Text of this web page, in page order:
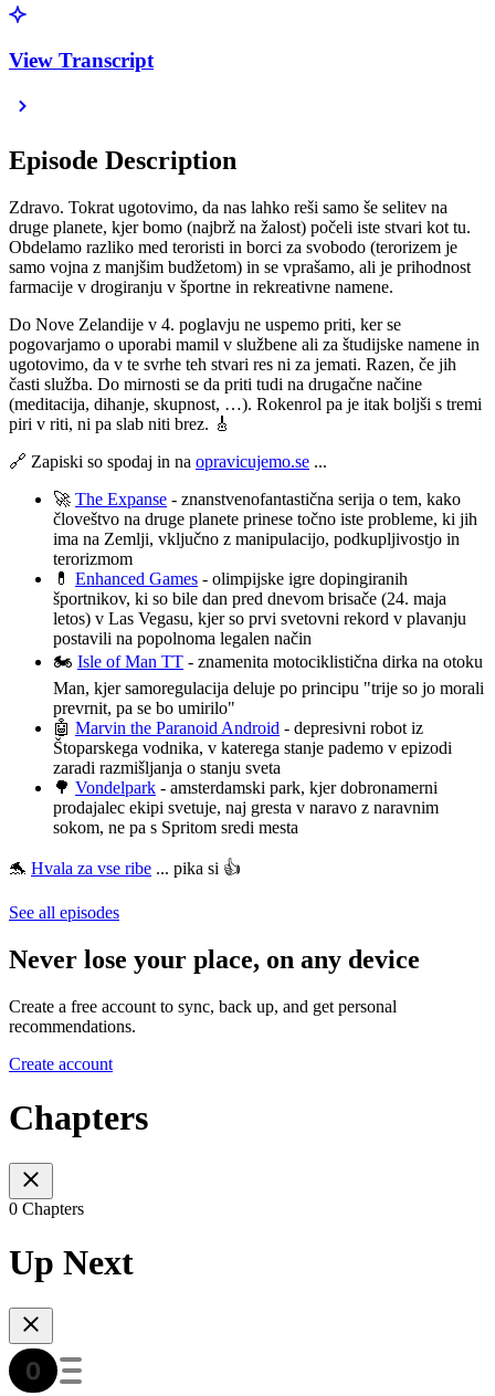
View Transcript
Episode Description
Zdravo. Tokrat ugotovimo, da nas lahko reši samo še selitev na
druge planete, kjer bomo (najbrž na žalost) počeli iste stvari kot tu.
Obdelamo razliko med teroristi in borci za svobodo (terorizem je
samo vojna z manjšim budžetom) in se vprašamo, ali je prihodnost
farmacije v drogiranju v športne in rekreativne namene.
Do Nove Zelandije v 4. poglavju ne uspemo priti, ker se
pogovarjamo o uporabi mamil v službene ali za študijske namene in
ugotovimo, da v te svrhe teh stvari res ni za jemati. Razen, če jih
časti služba. Do mirnosti se da priti tudi na drugačne načine
(meditacija, dihanje, skupnost, …). Rokenrol pa je itak boljši s tremi
piri v riti, ni pa slab niti brez. 🎸
🔗 Zapiski so spodaj in na ⁠⁠⁠⁠⁠⁠⁠⁠⁠⁠⁠⁠⁠⁠⁠⁠⁠⁠⁠⁠⁠⁠⁠⁠⁠⁠⁠⁠⁠⁠⁠⁠⁠⁠⁠⁠⁠⁠⁠⁠⁠⁠⁠⁠⁠⁠⁠⁠⁠⁠⁠⁠⁠⁠⁠⁠⁠⁠⁠⁠⁠⁠⁠⁠⁠⁠⁠⁠⁠⁠⁠⁠⁠⁠⁠⁠⁠⁠⁠⁠⁠⁠⁠⁠⁠⁠⁠⁠⁠⁠⁠⁠⁠⁠⁠⁠⁠⁠⁠⁠⁠⁠⁠⁠⁠⁠⁠⁠⁠⁠⁠⁠⁠⁠⁠⁠⁠⁠⁠⁠⁠⁠⁠⁠⁠⁠⁠opravicujemo.se⁠⁠⁠⁠⁠⁠⁠⁠⁠⁠⁠⁠⁠⁠⁠⁠⁠⁠⁠⁠⁠⁠⁠⁠⁠⁠⁠⁠⁠⁠⁠⁠⁠⁠⁠⁠⁠⁠⁠⁠⁠⁠⁠⁠⁠⁠⁠⁠⁠⁠⁠⁠⁠⁠⁠⁠⁠⁠⁠⁠⁠⁠⁠⁠⁠⁠⁠⁠⁠⁠⁠⁠⁠⁠⁠⁠⁠⁠⁠⁠⁠⁠⁠⁠⁠⁠⁠⁠⁠⁠⁠⁠⁠⁠⁠⁠⁠⁠⁠⁠⁠⁠⁠⁠⁠⁠⁠⁠⁠⁠⁠⁠⁠⁠⁠⁠⁠⁠⁠⁠⁠⁠⁠⁠⁠⁠⁠ ...
🚀 The Expanse - znanstvenofantastična serija o tem, kako
človeštvo na druge planete prinese točno iste probleme, ki jih
ima na Zemlji, vključno z manipulacijo, podkupljivostjo in
terorizmom
💊 Enhanced Games - olimpijske igre dopingiranih
športnikov, ki so bile dan pred dnevom brisače (24. maja
letos) v Las Vegasu, kjer so prvi svetovni rekord v plavanju
postavili na popolnoma legalen način
🏍️ Isle of Man TT - znamenita motociklistična dirka na otoku
Man, kjer samoregulacija deluje po principu "trije so jo morali
prevrnit, pa se bo umirilo"
🤖 Marvin the Paranoid Android - depresivni robot iz
Štoparskega vodnika, v katerega stanje pademo v epizodi
zaradi razmišljanja o stanju sveta
🌳 Vondelpark - amsterdamski park, kjer dobronamerni
prodajalec ekipi svetuje, naj gresta v naravo z naravnim
sokom, ne pa s Spritom sredi mesta
🐬 ⁠⁠⁠⁠⁠⁠⁠⁠⁠⁠⁠⁠⁠⁠⁠⁠⁠⁠⁠⁠⁠⁠⁠⁠⁠⁠⁠⁠⁠⁠⁠⁠⁠⁠⁠⁠⁠⁠⁠⁠⁠⁠⁠⁠⁠⁠⁠⁠⁠⁠⁠⁠⁠⁠⁠⁠⁠⁠⁠⁠⁠⁠⁠⁠⁠⁠⁠⁠⁠⁠⁠⁠⁠⁠⁠⁠⁠⁠⁠⁠⁠⁠⁠⁠⁠⁠⁠⁠⁠⁠⁠⁠⁠⁠⁠⁠⁠⁠⁠⁠⁠⁠⁠⁠⁠⁠⁠⁠⁠⁠⁠⁠⁠⁠⁠⁠⁠⁠⁠⁠⁠⁠⁠⁠⁠⁠⁠Hvala za vse ribe⁠⁠⁠⁠⁠⁠⁠⁠⁠⁠⁠⁠⁠⁠⁠⁠⁠⁠⁠⁠⁠⁠⁠⁠⁠⁠⁠⁠⁠⁠⁠⁠⁠⁠⁠⁠⁠⁠⁠⁠⁠⁠⁠⁠⁠⁠⁠⁠⁠⁠⁠⁠⁠⁠⁠⁠⁠⁠⁠⁠⁠⁠⁠⁠⁠⁠⁠⁠⁠⁠⁠⁠⁠⁠⁠⁠⁠⁠⁠⁠⁠⁠⁠⁠⁠⁠⁠⁠⁠⁠⁠⁠⁠⁠⁠⁠⁠⁠⁠⁠⁠⁠⁠⁠⁠⁠⁠⁠⁠⁠⁠⁠⁠⁠⁠⁠⁠⁠⁠⁠⁠⁠⁠⁠⁠⁠⁠ ... pika si 👍
See all episodes
Never lose your place, on any device
Create a free account to sync, back up, and get personal
recommendations.
Create account
Chapters
0 Chapters
Up Next